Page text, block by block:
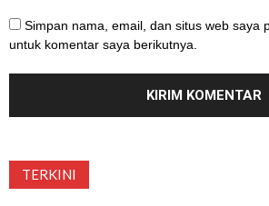
Simpan nama, email, dan situs web saya
untuk komentar saya berikutnya.
TERKINI